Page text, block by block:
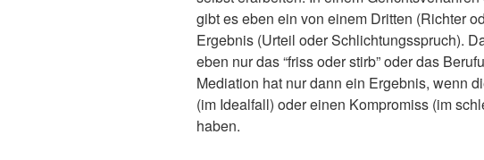
gibt es eben ein von einem Dritten (Richter
Ergebnis (Urteil oder Schlichtungsspruch).
eben nur das “friss oder stirb” oder das
Mediation hat nur dann ein Ergebnis, wenn
(im Idealfall) oder einen Kompromiss (im
haben.